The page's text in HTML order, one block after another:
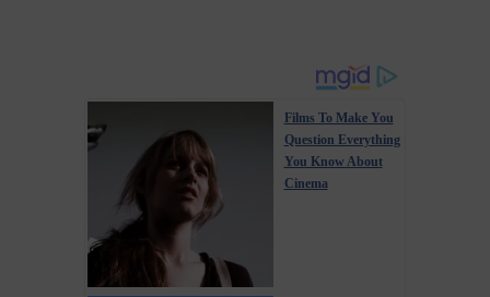
Films To Make You
Question Everything
You Know About
Cinema